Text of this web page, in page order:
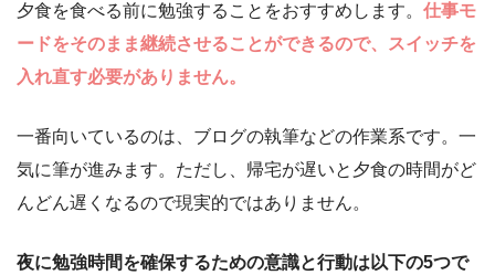
夕食を食べる前に勉強することをおすすめします。 仕事モ
ードをそのまま継続させることができるので、スイッチを
入れ直す必要がありません。
一番向いているのは、ブログの執筆などの作業系です。一
気に筆が進みます。ただし、帰宅が遅いと夕食の時間がど
んどん遅くなるので現実的ではありません。
夜に勉強時間を確保するための意識と行動は以下の5つで